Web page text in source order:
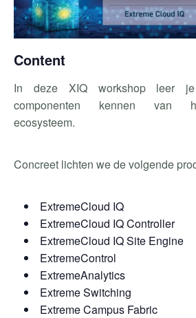
Content
In deze XIQ workshop leer
componenten kennen van
ecosysteem.
Concreet lichten we de volgende
ExtremeCloud IQ
ExtremeCloud IQ Controller
ExtremeCloud IQ Site Engine
ExtremeControl
ExtremeAnalytics
Extreme Switching
Extreme Campus Fabric